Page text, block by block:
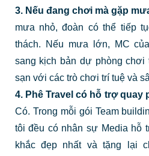
3. Nếu đang chơi mà gặp
mưa nhỏ, đoàn có thể tiếp
thách. Nếu mưa lớn, MC
sang kịch bản dự phòng chơi
sạn với các trò chơi trí tuệ và
4. Phê Travel có hỗ trợ quay
Có. Trong mỗi gói Team
tôi đều có nhân sự Media hỗ
khắc đẹp nhất và tặng lại